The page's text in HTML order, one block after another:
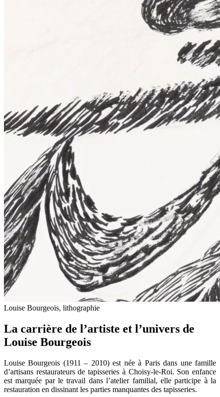
Louise Bourgeois, lithographie
La carrière de l’artiste et l’univers de
Louise Bourgeois
Louise Bourgeois (1911 – 2010) est née à Paris dans une famille
d’artisans restaurateurs de tapisseries à Choisy-le-Roi. Son enfance
est marquée par le travail dans l’atelier familial, elle participe à la
restauration en dissinant les parties manquantes des tapisseries.